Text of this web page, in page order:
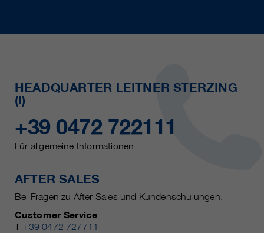
HEADQUARTER LEITNER STERZING
(I)
+39 0472 722111
Für allgemeine Informationen
AFTER SALES
Bei Fragen zu After Sales und Kundenschulungen.
Customer Service
T +39 0472 727711